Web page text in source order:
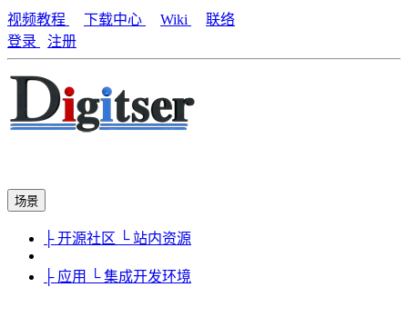
视频教程 下载中心 Wiki
联络
登录
注册
场景
├ 开源社区 └ 站内资源
├ 应用 └ 集成开发环境